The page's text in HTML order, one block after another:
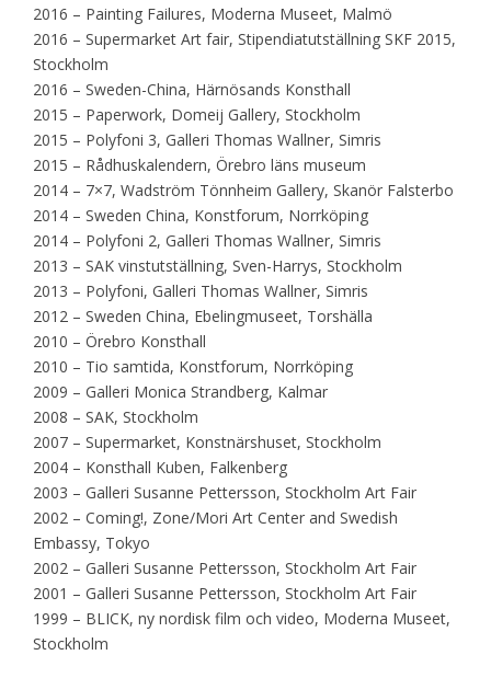
2016 – Painting Failures, Moderna Museet, Malmö
2016 – Supermarket Art fair, Stipendiatutställning SKF 2015,
Stockholm
2016 – Sweden-China, Härnösands Konsthall
2015 – Paperwork, Domeij Gallery, Stockholm
2015 – Polyfoni 3, Galleri Thomas Wallner, Simris
2015 – Rådhuskalendern, Örebro läns museum
2014 – 7×7, Wadström Tönnheim Gallery, Skanör Falsterbo
2014 – Sweden China, Konstforum, Norrköping
2014 – Polyfoni 2, Galleri Thomas Wallner, Simris
2013 – SAK vinstutställning, Sven-Harrys, Stockholm
2013 – Polyfoni, Galleri Thomas Wallner, Simris
2012 – Sweden China, Ebelingmuseet, Torshälla
2010 – Örebro Konsthall
2010 – Tio samtida, Konstforum, Norrköping
2009 – Galleri Monica Strandberg, Kalmar
2008 – SAK, Stockholm
2007 – Supermarket, Konstnärshuset, Stockholm
2004 – Konsthall Kuben, Falkenberg
2003 – Galleri Susanne Pettersson, Stockholm Art Fair
2002 – Coming!, Zone/Mori Art Center and Swedish
Embassy, Tokyo
2002 – Galleri Susanne Pettersson, Stockholm Art Fair
2001 – Galleri Susanne Pettersson, Stockholm Art Fair
1999 – BLICK, ny nordisk film och video, Moderna Museet,
Stockholm